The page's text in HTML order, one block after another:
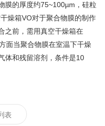
膜的厚度约75~100µm，硅粒
燥箱VO对于聚合物膜的制作
之前，需用真空干燥箱在
面当聚合物膜在室温下干燥
体和残留溶剂，条件是10
表